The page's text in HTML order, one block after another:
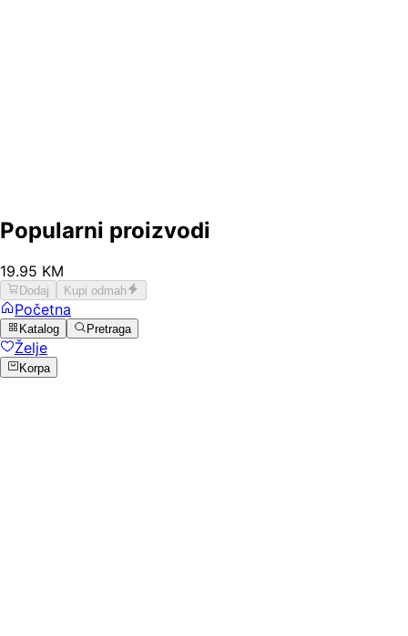
Popularni proizvodi
19.95 KM
Dodaj Kupi odmah
Početna
Katalog Pretraga
Želje
Korpa